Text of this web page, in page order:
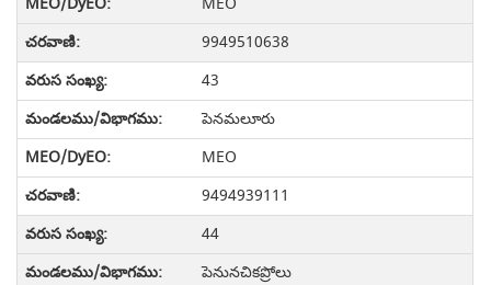
9949510638
43
పెనమలూరు
MEO
9494939111
44
పెనునచికప్రోలు